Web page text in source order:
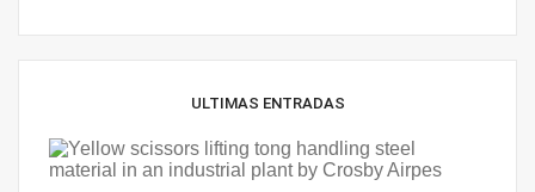
ULTIMAS ENTRADAS